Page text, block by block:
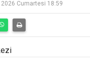
Cumartesi 18:59